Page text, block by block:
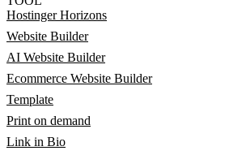
Hostinger Horizons
Website Builder
AI Website Builder
Ecommerce Website Builder
Template
Print on demand
Link in Bio